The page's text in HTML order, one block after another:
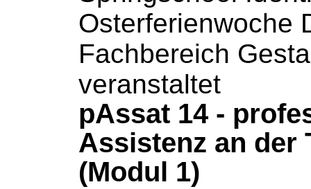
Osterferienwoche
Fachbereich
veranstaltet
pAssat 14 -
Assistenz an der
(Modul 1)